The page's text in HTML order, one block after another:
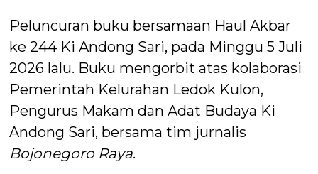
Peluncuran buku bersamaan Haul Akbar
ke 244 Ki Andong Sari, pada Minggu 5 Juli
2026 lalu. Buku mengorbit atas kolaborasi
Pemerintah Kelurahan Ledok Kulon,
Pengurus Makam dan Adat Budaya Ki
Andong Sari, bersama tim jurnalis
Bojonegoro Raya.